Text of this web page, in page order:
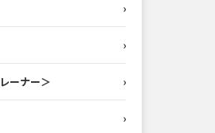
›
›
ーナー＞ ›
›